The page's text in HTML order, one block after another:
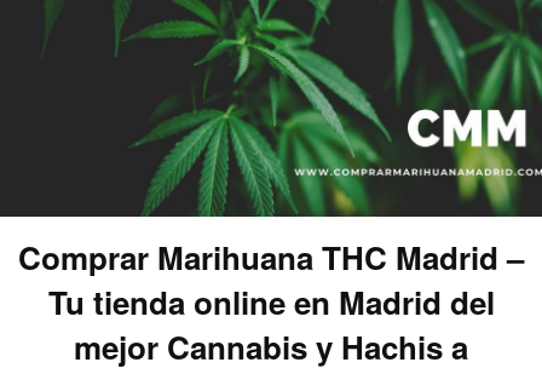
Comprar Marihuana THC Madrid –
Tu tienda online en Madrid del
mejor Cannabis y Hachis a